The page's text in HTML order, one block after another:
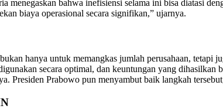
menegaskan bahwa inefisiensi selama ini bisa diatasi
biaya operasional secara signifikan,” ujarnya.
hanya untuk memangkas jumlah perusahaan, tetapi
secara optimal, dan keuntungan yang
Presiden Prabowo pun menyambut baik langkah